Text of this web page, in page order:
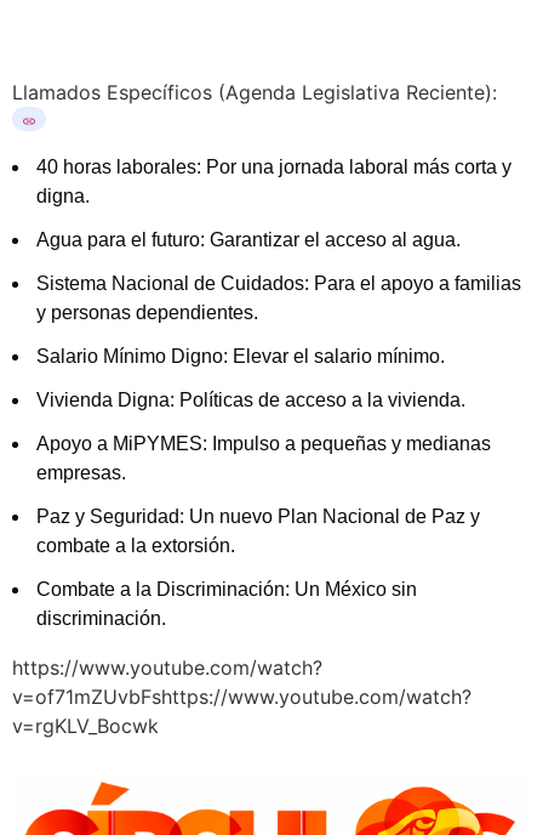
Llamados Específicos (Agenda Legislativa Reciente):
40 horas laborales: Por una jornada laboral más corta y
digna.
Agua para el futuro: Garantizar el acceso al agua.
Sistema Nacional de Cuidados: Para el apoyo a familias
y personas dependientes.
Salario Mínimo Digno: Elevar el salario mínimo.
Vivienda Digna: Políticas de acceso a la vivienda.
Apoyo a MiPYMES: Impulso a pequeñas y medianas
empresas.
Paz y Seguridad: Un nuevo Plan Nacional de Paz y
combate a la extorsión.
Combate a la Discriminación: Un México sin
discriminación.
https://www.youtube.com/watch?
v=of71mZUvbFshttps://www.youtube.com/watch?
v=rgKLV_Bocwk